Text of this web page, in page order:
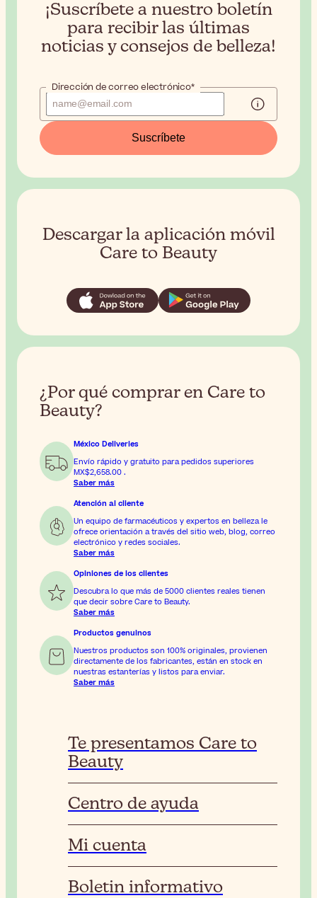
¡Suscríbete a nuestro boletín
para recibir las últimas
noticias y consejos de belleza!
Dirección de correo electrónico*
Suscríbete
Descargar la aplicación móvil
Care to Beauty
¿Por qué comprar en Care to
Beauty?
México Deliveries
Envío rápido y gratuito para pedidos superiores
MX$2,658.00 .
Saber más
Atención al cliente
Un equipo de farmacéuticos y expertos en belleza le
ofrece orientación a través del sitio web, blog, correo
electrónico y redes sociales.
Saber más
Opiniones de los clientes
Descubra lo que más de 5000 clientes reales tienen
que decir sobre Care to Beauty.
Saber más
Productos genuinos
Nuestros productos son 100% originales, provienen
directamente de los fabricantes, están en stock en
nuestras estanterías y listos para enviar.
Saber más
Te presentamos Care to
Beauty
Centro de ayuda
Mi cuenta
Boletin informativo